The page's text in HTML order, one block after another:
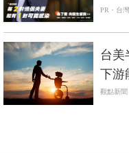
PR・台
台美
下游
觀點新聞